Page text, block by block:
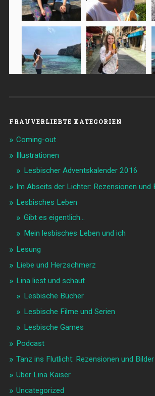
FRAUVERLIEBTE KATEGORIEN
Coming-out
Illustrationen
Lesbischer Adventskalender 2016
Im Abseits der Lichter: Rezensionen und
Lesbisches Leben
Gibt es eigentlich…
Mein lesbisches Leben und ich
Lesung
Liebe und Herzschmerz
Lina liest und schaut
Lesbische Bücher
Lesbische Filme und Serien
Lesbische Games
Podcast
Tanz ins Flutlicht: Rezensionen und Bilder
Über Lina Kaiser
Uncategorized